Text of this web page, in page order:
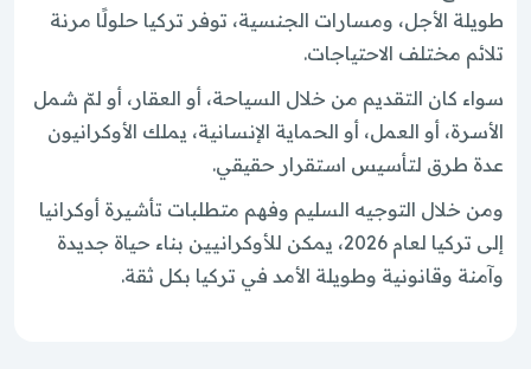
طويلة الأجل، ومسارات الجنسية، توفر تركيا حلولًا مرنة
تلائم مختلف الاحتياجات.
سواء كان التقديم من خلال السياحة، أو العقار، أو لمّ شمل
الأسرة، أو العمل، أو الحماية الإنسانية، يملك الأوكرانيون
عدة طرق لتأسيس استقرار حقيقي.
ومن خلال التوجيه السليم وفهم متطلبات تأشيرة أوكرانيا
إلى تركيا لعام 2026، يمكن للأوكرانيين بناء حياة جديدة
وآمنة وقانونية وطويلة الأمد في تركيا بكل ثقة.